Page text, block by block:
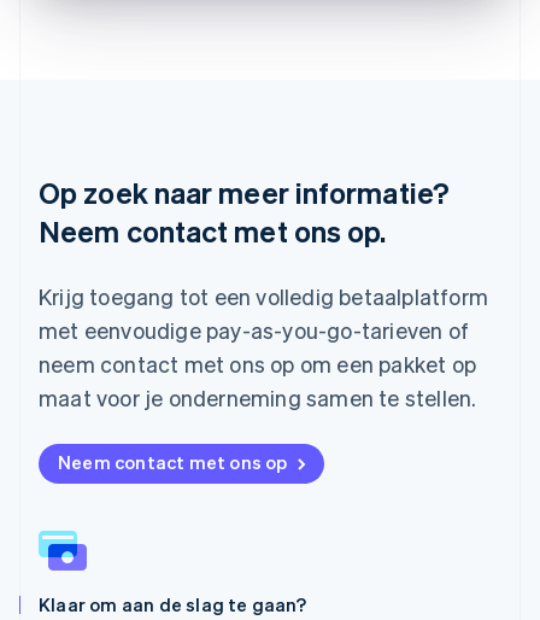
Op zoek naar meer informatie?
Neem contact met ons op.
Krijg toegang tot een volledig betaalplatform
met eenvoudige pay-as-you-go-tarieven of
neem contact met ons op om een pakket op
maat voor je onderneming samen te stellen.
Neem contact met ons op
Klaar om aan de slag te gaan?
Malta
English
Mexico
Nederland
Nederlands English
Nieuw-Zeeland
English
Noorwegen
Oostenrijk
DeutschEnglish
Polen
Portugal
Português
English